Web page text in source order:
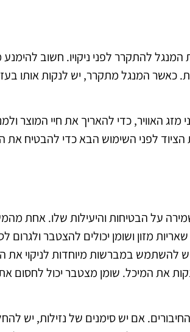
להתקרר לפני ניקויו. חשוב להימנע
כאשר המנגל מתקרר, יש לנקות אותו
האוויר, כדי להאריך את חיי המוצר
לפני השימוש הבא כדי להבטיח את
על הבטיחות והיעילות שלו. אחת
מזון ושומן יכולים להצטבר ולגרום
להשתמש במברשות מיוחדות לניקוי את
את המיכל. שומן מצטבר יכול לחסום
אם יש סימנים של נזילות, יש